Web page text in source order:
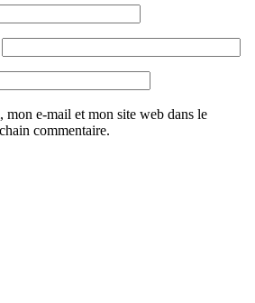
mon e-mail et mon site web dans le
commentaire.